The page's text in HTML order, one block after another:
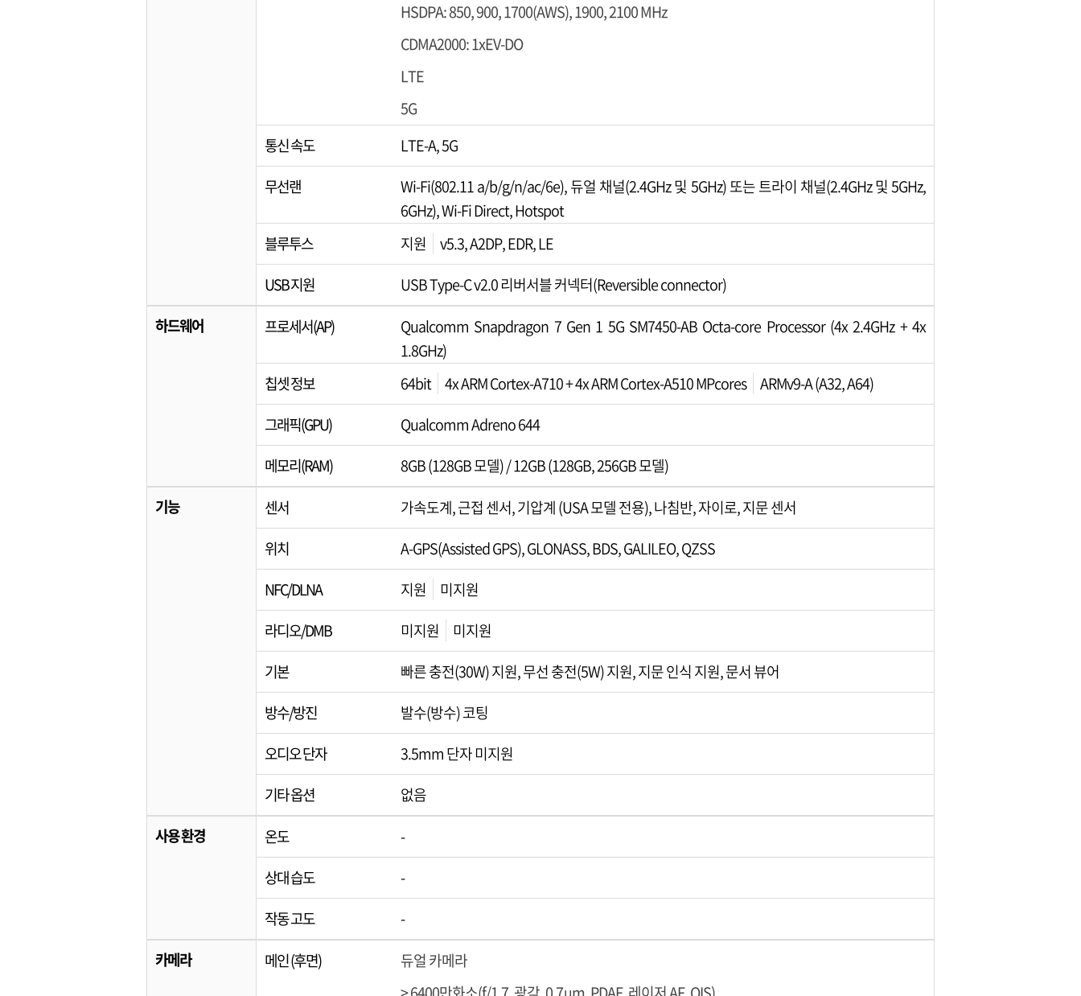
HSDPA: 850, 900, 1700(AWS), 1900, 2100 MHz
CDMA2000: 1xEV-DO
LTE
5G
통신 속도
LTE-A, 5G
무선랜
Wi-Fi(802.11 a/b/g/n/ac/6e), 듀얼 채널(2.4GHz 및 5GHz) 또는 트라이 채널(2.4GHz 및 5GHz,
6GHz), Wi-Fi Direct, Hotspot
블루투스
지원
v5.3, A2DP, EDR, LE
USB 지원
USB Type-C v2.0 리버서블 커넥터(Reversible connector)
하드웨어
프로세서(AP)
Qualcomm Snapdragon 7 Gen 1 5G SM7450-AB Octa-core Processor (4x 2.4GHz + 4x
1.8GHz)
칩셋 정보
64bit 4x ARM Cortex-A710 + 4x ARM Cortex-A510 MPcores
ARMv9-A (A32, A64)
그래픽(GPU)
Qualcomm Adreno 644
메모리(RAM)
8GB (128GB 모델) / 12GB (128GB, 256GB 모델)
기능
센서
가속도계, 근접 센서, 기압계 (USA 모델 전용), 나침반, 자이로, 지문 센서
위치
A-GPS(Assisted GPS), GLONASS, BDS, GALILEO, QZSS
NFC/DLNA
지원
미지원
라디오/DMB
미지원
미지원
기본
빠른 충전(30W) 지원, 무선 충전(5W) 지원, 지문 인식 지원, 문서 뷰어
방수/방진
발수(방수) 코팅
오디오 단자
3.5mm 단자 미지원
기타 옵션
없음
사용 환경
온도
-
상대 습도
-
작동 고도
-
카메라
메인 (후면)
듀얼 카메라